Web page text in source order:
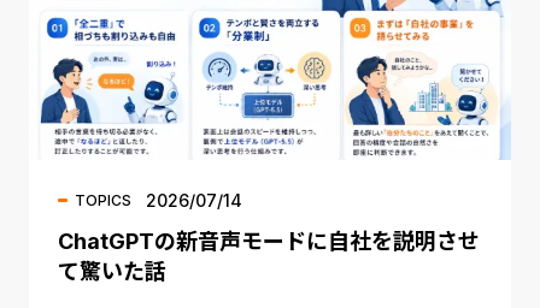
TOPICS 2026/07/14
ChatGPTの新音声モードに自社を説明させ
て驚いた話